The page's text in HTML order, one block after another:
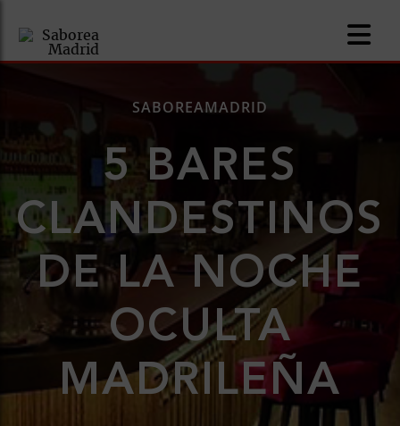
SABOREAMADRID
5 BARES
CLANDESTINOS
DE LA NOCHE
OCULTA
MADRILEÑA